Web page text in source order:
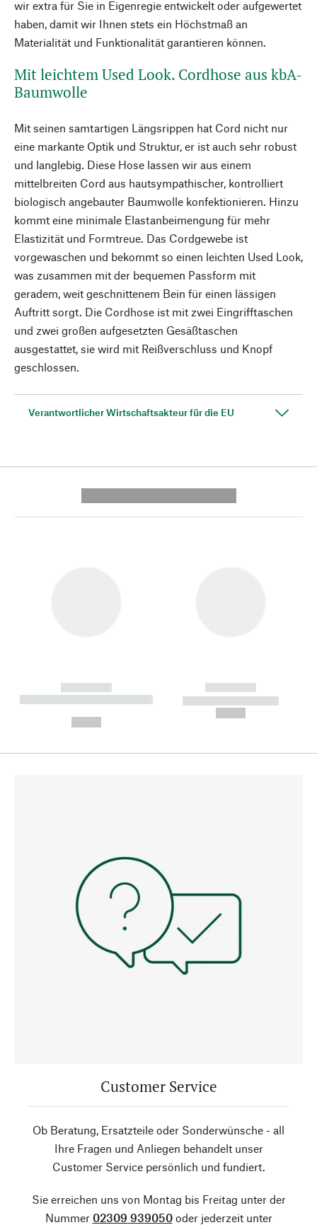
wir extra für Sie in Eigenregie entwickelt oder aufgewertet
haben, damit wir Ihnen stets ein Höchstmaß an
Materialität und Funktionalität garantieren können.
Mit leichtem Used Look. Cordhose aus kbA-
Baumwolle
Mit seinen samtartigen Längsrippen hat Cord nicht nur
eine markante Optik und Struktur, er ist auch sehr robust
und langlebig. Diese Hose lassen wir aus einem
mittelbreiten Cord aus hautsympathischer, kontrolliert
biologisch angebauter Baumwolle konfektionieren. Hinzu
kommt eine minimale Elastanbeimengung für mehr
Elastizität und Formtreue. Das Cordgewebe ist
vorgewaschen und bekommt so einen leichten Used Look,
was zusammen mit der bequemen Passform mit
geradem, weit geschnittenem Bein für einen lässigen
Auftritt sorgt. Die Cordhose ist mit zwei Eingrifftaschen
und zwei großen aufgesetzten Gesäßtaschen
ausgestattet, sie wird mit Reißverschluss und Knopf
geschlossen.
Verantwortlicher Wirtschaftsakteur für die EU
------------
----------- ----------- --------
------------
----------- -----------
Customer Service
Ob Beratung, Ersatzteile oder Sonderwünsche - all
Ihre Fragen und Anliegen behandelt unser
Customer Service persönlich und fundiert.
Sie erreichen uns von Montag bis Freitag unter der
Nummer 02309 939050oder jederzeit unter